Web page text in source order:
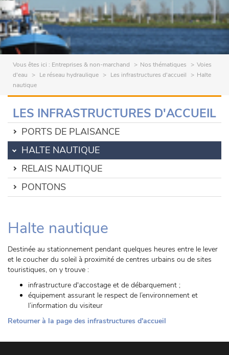
Vous êtes ici : Entreprises & non-marchand Nos thématiques
Voies
d'eau
Le réseau hydraulique Les infrastructures d'accueil
Halte
nautique
LES INFRASTRUCTURES D'ACCUEIL
PORTS DE PLAISANCE
HALTE NAUTIQUE
RELAIS NAUTIQUE
PONTONS
Halte nautique
Destinée au stationnement pendant quelques heures entre le lever
et le coucher du soleil à proximité de centres urbains ou de sites
touristiques, on y trouve :
infrastructure d'accostage et de débarquement ;
équipement assurant le respect de l’environnement et
l’information du visiteur
Retourner à la page des infrastructures d'accueil